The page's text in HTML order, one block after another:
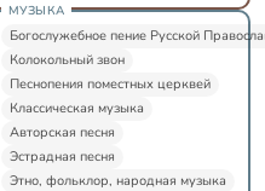
МУЗЫКА
Богослужебное пение Русской
Колокольный звон
Песнопения поместных церквей
Классическая музыка
Авторская песня
Эстрадная песня
Этно, фольклор, народная музыка